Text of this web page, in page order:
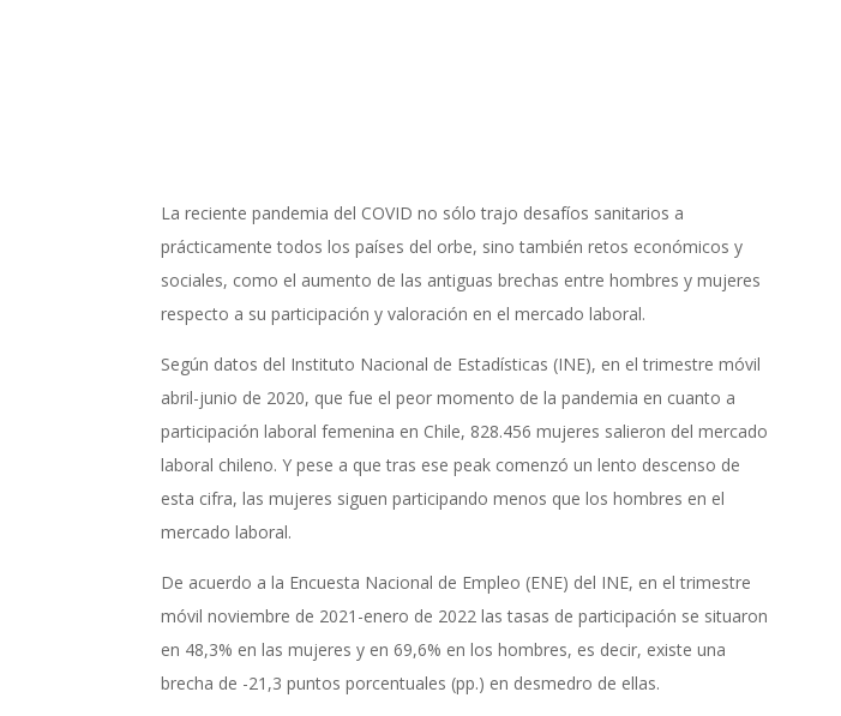
La reciente pandemia del COVID no sólo trajo desafíos sanitarios a
prácticamente todos los países del orbe, sino también retos económicos y
sociales, como el aumento de las antiguas brechas entre hombres y mujeres
respecto a su participación y valoración en el mercado laboral.
Según datos del Instituto Nacional de Estadísticas (INE), en el trimestre móvil
abril-junio de 2020, que fue el peor momento de la pandemia en cuanto a
participación laboral femenina en Chile, 828.456 mujeres salieron del mercado
laboral chileno. Y pese a que tras ese peak comenzó un lento descenso de
esta cifra, las mujeres siguen participando menos que los hombres en el
mercado laboral.
De acuerdo a la Encuesta Nacional de Empleo (ENE) del INE, en el trimestre
móvil noviembre de 2021-enero de 2022 las tasas de participación se situaron
en 48,3% en las mujeres y en 69,6% en los hombres, es decir, existe una
brecha de -21,3 puntos porcentuales (pp.) en desmedro de ellas.